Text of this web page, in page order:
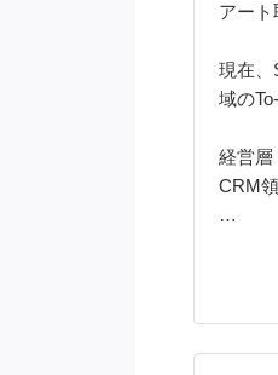
アー
現在、
域の
経営層
CRM
顧客管
データ